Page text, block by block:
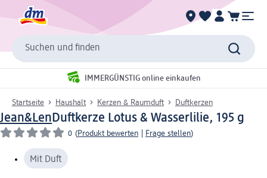
Suchen und finden
IMMERGÜNSTIG online einkaufen
Startseite Haushalt Kerzen & Raumduft Duftkerzen
Jean&LenDuftkerze Lotus & Wasserlilie, 195 g
0 (Produkt bewerten Frage stellen)
Mit Duft